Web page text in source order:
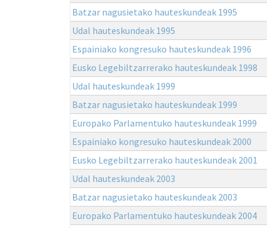
Batzar nagusietako hauteskundeak 1995
Udal hauteskundeak 1995
Espainiako kongresuko hauteskundeak 1996
Eusko Legebiltzarrerako hauteskundeak 1998
Udal hauteskundeak 1999
Batzar nagusietako hauteskundeak 1999
Europako Parlamentuko hauteskundeak 1999
Espainiako kongresuko hauteskundeak 2000
Eusko Legebiltzarrerako hauteskundeak 2001
Udal hauteskundeak 2003
Batzar nagusietako hauteskundeak 2003
Europako Parlamentuko hauteskundeak 2004